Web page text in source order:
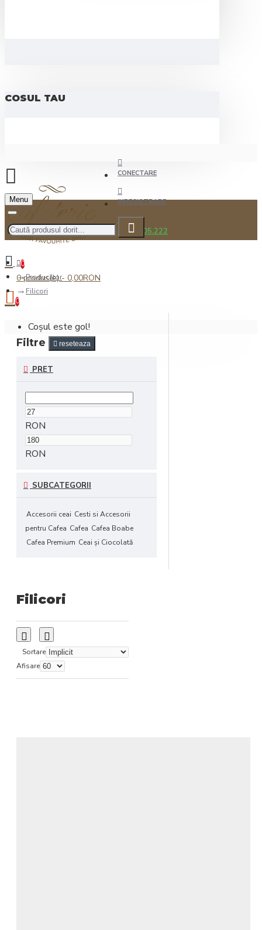
COSUL TAU
CONECTARE
INREGISTRARE
0722.505.222
Menu
0
0 produs(e) - 0,00RON
0
Coșul este gol!
Producător
Filicori
Filtre reseteaza
PRET
RON
RON
SUBCATEGORII
Accesorii ceai Cesti si Accesorii
pentru Cafea Cafea Cafea Boabe
Cafea Premium Ceai şi Ciocolată
Filicori
Sortare
Afisare